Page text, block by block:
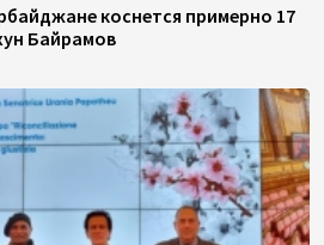
коснется примерно 17
Байрамов